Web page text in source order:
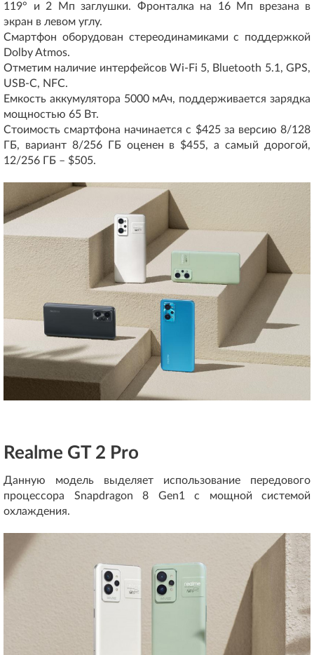
119° и 2 Мп заглушки. Фронталка на 16 Мп врезана в
экран в левом углу.
Смартфон оборудован стереодинамиками с поддержкой
Dolby Atmos.
Отметим наличие интерфейсов Wi-Fi 5, Bluetooth 5.1, GPS,
USB-C, NFC.
Емкость аккумулятора 5000 мАч, поддерживается зарядка
мощностью 65 Вт.
Стоимость смартфона начинается с $425 за версию 8/128
ГБ, вариант 8/256 ГБ оценен в $455, а самый дорогой,
12/256 ГБ – $505.
Realme GT 2 Pro
Данную модель выделяет использование передового
процессора Snapdragon 8 Gen1 с мощной системой
охлаждения.